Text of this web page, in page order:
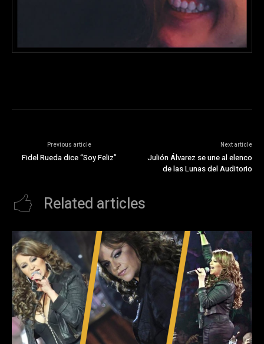
Previous article
Fidel Rueda dice “Soy Feliz”
Next article
Julión Álvarez se une al elenco
de las Lunas del Auditorio
Related articles